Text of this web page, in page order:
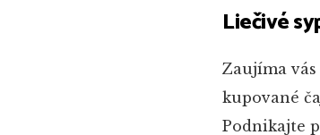
Liečivé
Zaujíma
kupované
Podnikajte